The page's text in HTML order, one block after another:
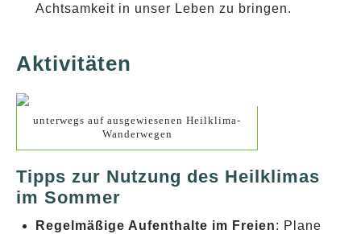
Achtsamkeit in unser Leben zu bringen.
Aktivitäten
unterwegs auf ausgewiesenen Heilklima-
Wanderwegen
Tipps zur Nutzung des Heilklimas
im Sommer
Regelmäßige Aufenthalte im Freien: Plane